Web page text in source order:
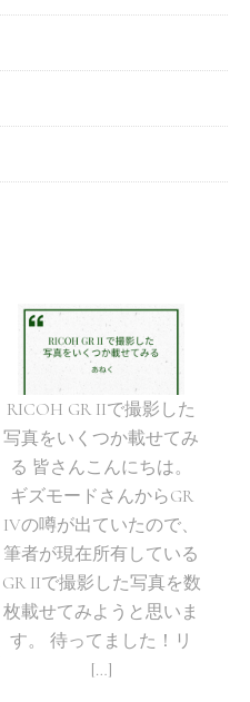
RICOH GR IIで撮影した
写真をいくつか載せてみ
る 皆さんこんにちは。
ギズモードさんからGR
IVの噂が出ていたので、
筆者が現在所有している
GR IIで撮影した写真を数
枚載せてみようと思いま
す。 待ってました！リ
[…]